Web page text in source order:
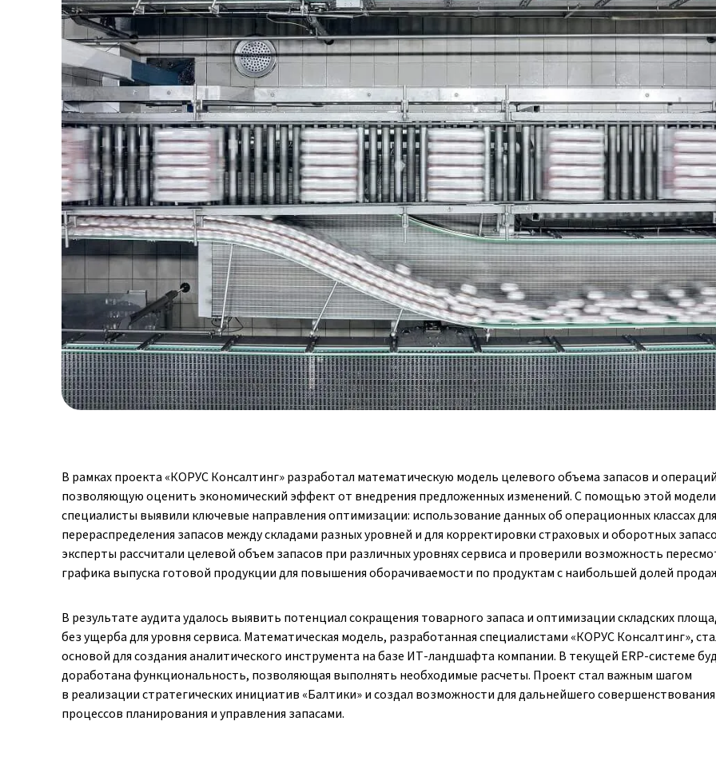
В рамках проекта «КОРУС Консалтинг» разработал математическую модель целевого объема запасов и
позволяющую оценить экономический эффект от внедрения предложенных изменений. С помощью этой модели
специалисты выявили ключевые направления оптимизации: использование данных об операционных классах для
перераспределения запасов между складами разных уровней и для корректировки страховых и оборотных
эксперты рассчитали целевой объем запасов при различных уровнях сервиса и проверили возможность
графика выпуска готовой продукции для повышения оборачиваемости по продуктам с наибольшей долей
В результате аудита удалось выявить потенциал сокращения товарного запаса и оптимизации складских
без ущерба для уровня сервиса. Математическая модель, разработанная специалистами «КОРУС Консалтинг»,
основой для создания аналитического инструмента на базе ИТ-ландшафта компании. В текущей ERP-системе
доработана функциональность, позволяющая выполнять необходимые расчеты. Проект стал важным шагом
в реализации стратегических инициатив «Балтики» и создал возможности для дальнейшего совершенствования
процессов планирования и управления запасами.